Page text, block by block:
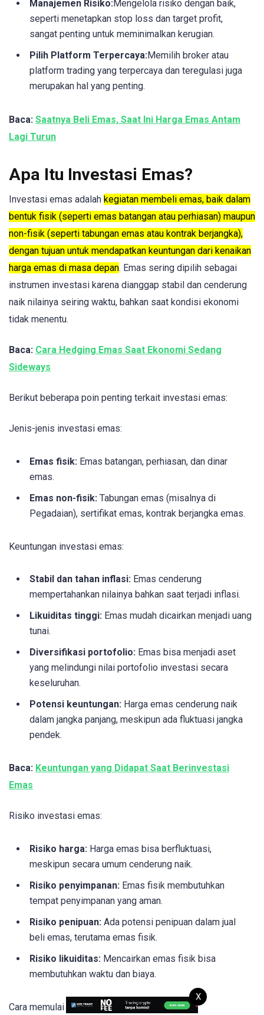
Manajemen Risiko:Mengelola risiko dengan baik,
seperti menetapkan stop loss dan target profit,
sangat penting untuk meminimalkan kerugian.
Pilih Platform Terpercaya:Memilih broker atau
platform trading yang terpercaya dan teregulasi juga
merupakan hal yang penting.
Baca: Saatnya Beli Emas, Saat Ini Harga Emas Antam
Lagi Turun
Apa Itu Investasi Emas?
Investasi emas adalah kegiatan membeli emas, baik dalam
bentuk fisik (seperti emas batangan atau perhiasan) maupun
non-fisik (seperti tabungan emas atau kontrak berjangka),
dengan tujuan untuk mendapatkan keuntungan dari kenaikan
harga emas di masa depan. Emas sering dipilih sebagai
instrumen investasi karena dianggap stabil dan cenderung
naik nilainya seiring waktu, bahkan saat kondisi ekonomi
tidak menentu.
Baca: Cara Hedging Emas Saat Ekonomi Sedang
Sideways
Berikut beberapa poin penting terkait investasi emas:
Jenis-jenis investasi emas:
Emas fisik: Emas batangan, perhiasan, dan dinar
emas.
Emas non-fisik: Tabungan emas (misalnya di
Pegadaian), sertifikat emas, kontrak berjangka emas.
Keuntungan investasi emas:
Stabil dan tahan inflasi: Emas cenderung
mempertahankan nilainya bahkan saat terjadi inflasi.
Likuiditas tinggi: Emas mudah dicairkan menjadi uang
tunai.
Diversifikasi portofolio: Emas bisa menjadi aset
yang melindungi nilai portofolio investasi secara
keseluruhan.
Potensi keuntungan: Harga emas cenderung naik
dalam jangka panjang, meskipun ada fluktuasi jangka
pendek.
Baca: Keuntungan yang Didapat Saat Berinvestasi
Emas
Risiko investasi emas:
Risiko harga: Harga emas bisa berfluktuasi,
meskipun secara umum cenderung naik.
Risiko penyimpanan: Emas fisik membutuhkan
tempat penyimpanan yang aman.
Risiko penipuan: Ada potensi penipuan dalam jual
beli emas, terutama emas fisik.
Risiko likuiditas: Mencairkan emas fisik bisa
membutuhkan waktu dan biaya.
Cara memulai investasi emas:
X